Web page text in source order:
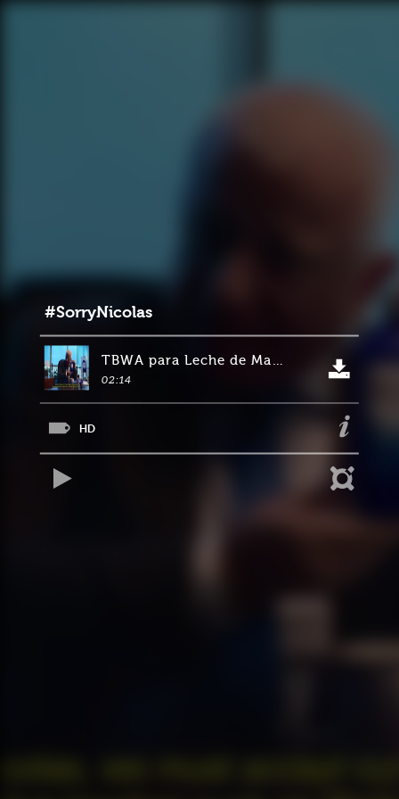
#SorryNicolas
TBWA para Leche de Magnesia Phillips
02:14
HD